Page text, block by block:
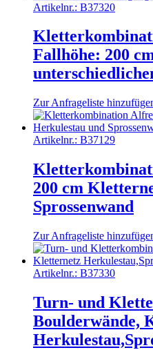
Artikelnr.: B37320
Fallhöhe: 200
Zur Anfrageliste
Artikelnr.: B37129
200 cm
Sprossenwand
Zur Anfrageliste
Artikelnr.: B37330
Turn- und
Boulderwände,